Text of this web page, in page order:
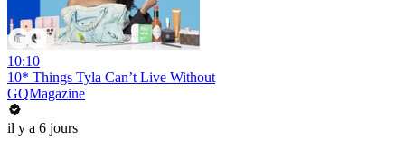
10:10
10* Things Tyla Can’t Live Without
GQMagazine
il y a 6 jours